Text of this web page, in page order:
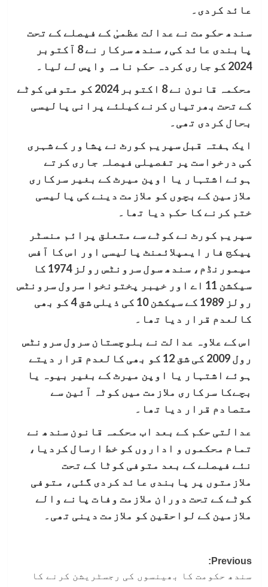
عائد کردی۔
سندھ حکومت نے عدالت عظمیٰ کے فیصلے کے تحت
پابندی عائد کی، سندھ سرکار نے 8 آکتوبر
2024 کو جاری کردہ حکم نامہ واپس لے لیا۔
محکمہ قانون نے 8 اکتوبر 2024 کو متوفی کوٹے
کے تحت بھرتیاں کرنے کیلئے پرانی پالیسی
بحال کردی تھی۔
ایک ہفتہ قبل سپریم کورٹ نے پشاور کے شہری
کی درخواست پر تفصیلی فیصلہ جاری کرتے
ہوئے اشتہار یا اوپن میرٹ کے بغیر سرکاری
ملازمین کے بچوں کو ملازمت دینے کی پالیسی
ختم کرنے کا حکم دیا تھا۔
سپریم کورٹ نے کوٹے سے متعلق پرائم منسٹر
پیکج فار ایمپلائمنٹ پالیسی اور اس کا آفس
میمورنڈم، سندھ سول سرونٹس رولز 1974 کا
سیکشن 11 اے اور خیبر پختونخوا سرول سرونٹس
رولز 1989 کے سیکشن 10 کی ذیلی شق 4 کو بھی
کالعدم قرار دیا تھا۔
اس کے علاوہ عدالت نے بلوچستان سرول سرونٹس
رول 2009 کی شق 12 کو بھی کالعدم قرار دیتے
ہوئے اشتہار یا اوپن میرٹ کے بغیر بیوہ یا
بچےکا سرکاری ملازمت میں کوٹہ آئین سے
متصادم قرار دیا تھا۔
عدالتی حکم کے بعد اب محکمہ قانون سندھ نے
تمام محکموں و اداروں کو خط ارسال کردیا،
نئے فیصلے کے بعد متوفی کوٹا کے تحت
ملازمتوں پر پابندی عائد کردی گئی، متوفی
کوٹے کے تحت دوران ملازمت وفات پانے والے
ملازمین کے لواحقین کو ملازمت دینی تھی۔
Post
navigation
Previous:
سندھ حکومت کا بھینسوں کی رجسٹریشن کرنے کا